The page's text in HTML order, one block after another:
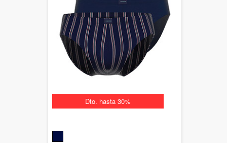
Dto. hasta 30%